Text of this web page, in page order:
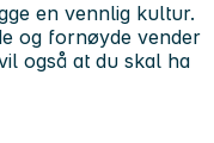
en vennlig kultur.
og fornøyde vender
også at du skal ha